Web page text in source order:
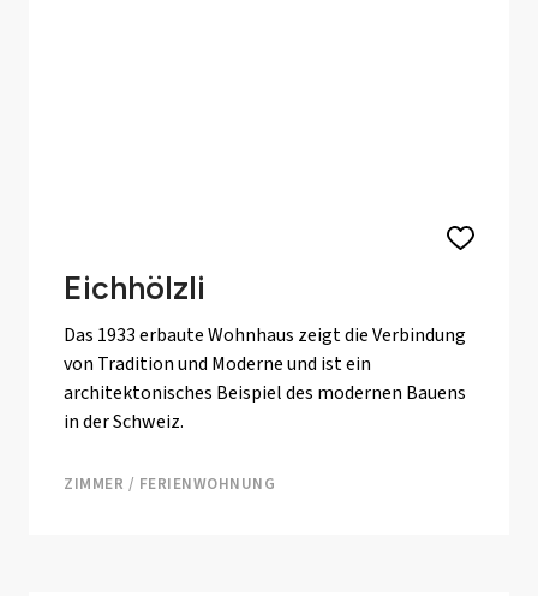
Eichhölzli
Das 1933 erbaute Wohnhaus zeigt die Verbindung
von Tradition und Moderne und ist ein
architektonisches Beispiel des modernen Bauens
in der Schweiz.
ZIMMER / FERIENWOHNUNG